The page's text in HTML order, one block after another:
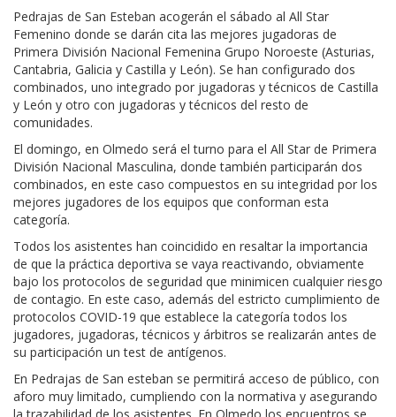
Pedrajas de San Esteban acogerán el sábado al All Star
Femenino donde se darán cita las mejores jugadoras de
Primera División Nacional Femenina Grupo Noroeste (Asturias,
Cantabria, Galicia y Castilla y León). Se han configurado dos
combinados, uno integrado por jugadoras y técnicos de Castilla
y León y otro con jugadoras y técnicos del resto de
comunidades.
El domingo, en Olmedo será el turno para el All Star de Primera
División Nacional Masculina, donde también participarán dos
combinados, en este caso compuestos en su integridad por los
mejores jugadores de los equipos que conforman esta
categoría.
Todos los asistentes han coincidido en resaltar la importancia
de que la práctica deportiva se vaya reactivando, obviamente
bajo los protocolos de seguridad que minimicen cualquier riesgo
de contagio. En este caso, además del estricto cumplimiento de
protocolos COVID-19 que establece la categoría todos los
jugadores, jugadoras, técnicos y árbitros se realizarán antes de
su participación un test de antígenos.
En Pedrajas de San esteban se permitirá acceso de público, con
aforo muy limitado, cumpliendo con la normativa y asegurando